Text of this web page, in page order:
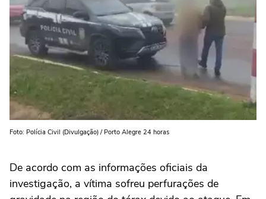
Foto: Polícia Civil (Divulgação) / Porto Alegre 24 horas
De acordo com as informações oficiais da
investigação, a vítima sofreu perfurações de